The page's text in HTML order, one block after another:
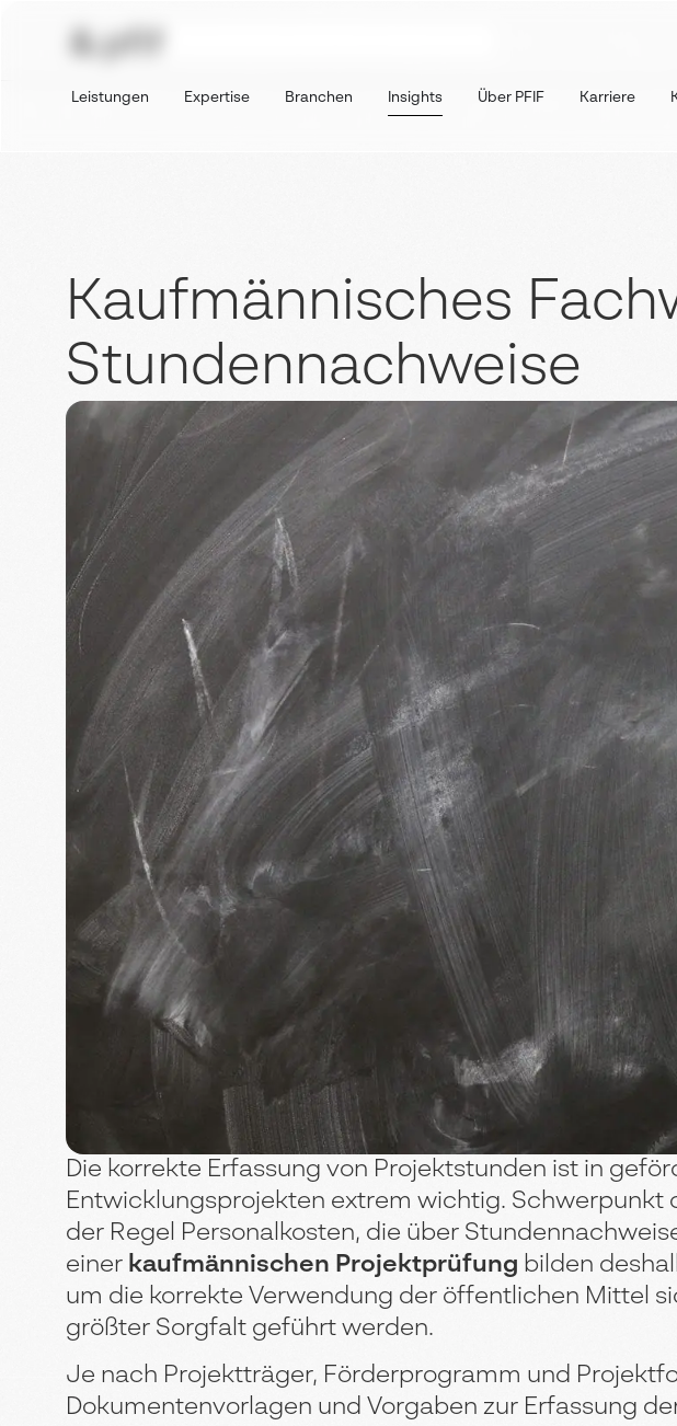
Leistungen Expertise Branchen Insights Über PFIF Karriere
Kaufmännisches
Stundennachweise
Die korrekte Erfassung von Projektstunden ist in
Entwicklungsprojekten extrem wichtig. Schwerpunkt
der Regel Personalkosten, die über
einer kaufmännischen Projektprüfung bilden
um die korrekte Verwendung der öffentlichen Mittel
größter Sorgfalt geführt werden.
Je nach Projektträger, Förderprogramm und
Dokumentenvorlagen und Vorgaben zur Erfassung